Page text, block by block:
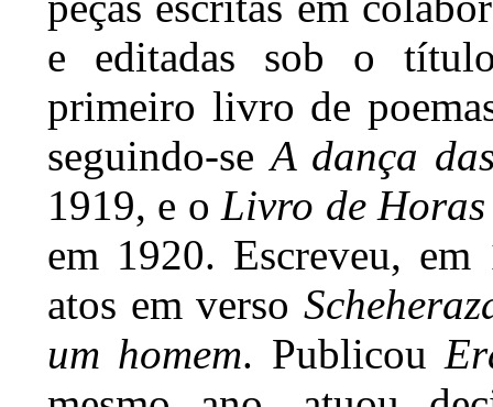
e editadas sob o
primeiro livro de
seguindo-seA dança
1919, e o Livro de
em 1920. Escreveu,
atos em verso
um homem. Publicou